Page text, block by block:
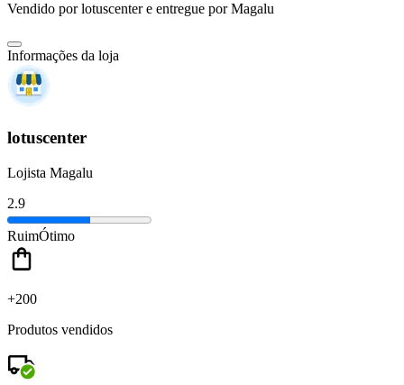
Vendido porlotuscentere entregue por Magalu
Informações da loja
lotuscenter
Lojista Magalu
2.9
RuimÓtimo
+200
Produtos vendidos